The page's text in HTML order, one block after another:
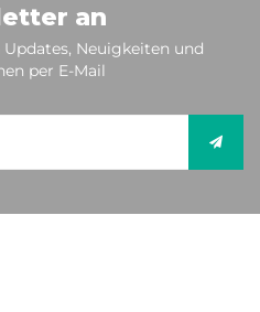
an
Neuigkeiten und
per E-Mail